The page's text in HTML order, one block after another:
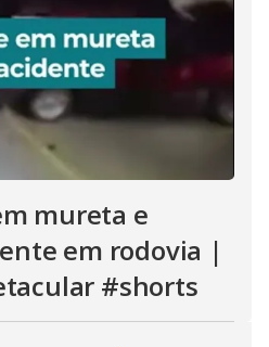
mureta e
em rodovia |
#shorts